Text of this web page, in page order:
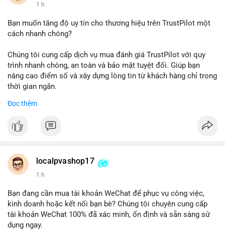
1 h
Bạn muốn tăng độ uy tín cho thương hiệu trên TrustPilot một
cách nhanh chóng?
Chúng tôi cung cấp dịch vụ mua đánh giá TrustPilot với quy
trình nhanh chóng, an toàn và bảo mật tuyệt đối. Giúp bạn
nâng cao điểm số và xây dựng lòng tin từ khách hàng chỉ trong
thời gian ngắn.
Đặt hàng ngay hôm nay để nhận ưu đãi:
👉 Order tại: localpvashop
👉 Telegram: @localpvashop
👉 Email: localpvashop@gmail.com
Đừng bỏ lỡ cơ hội cải thiện danh tiếng trực tuyến của bạn một
cách hiệu quả!
Đọc thêm
localpvashop17
1 h
Bạn đang cần mua tài khoản WeChat để phục vụ công việc,
kinh doanh hoặc kết nối bạn bè? Chúng tôi chuyên cung cấp
tài khoản WeChat 100% đã xác minh, ổn định và sẵn sàng sử
dụng ngay.